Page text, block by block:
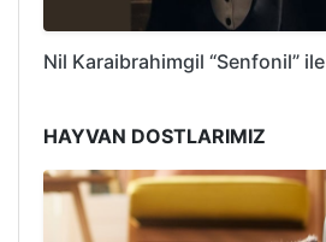
Nil Karaibrahimgil “Senfonil”
HAYVAN DOSTLARIMIZ